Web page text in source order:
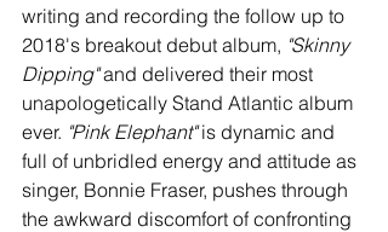
writing and recording the follow up to
2018's breakout debut album, "Skinny
Dipping" and delivered their most
unapologetically Stand Atlantic album
ever. "Pink Elephant" is dynamic and
full of unbridled energy and attitude as
singer, Bonnie Fraser, pushes through
the awkward discomfort of confronting